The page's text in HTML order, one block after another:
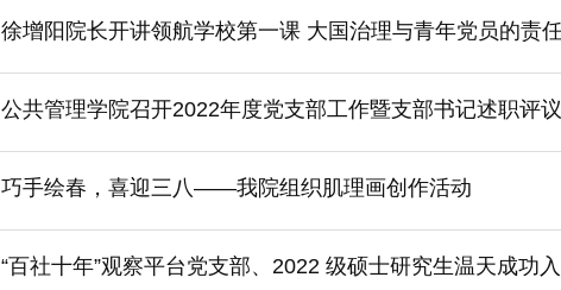
徐增阳院长开讲领航学校第一课 大国治理与青年党员的责
公共管理学院召开2022年度党支部工作暨支部书记述职评
巧手绘春，喜迎三八——我院组织肌理画创作活动
“百社十年”观察平台党支部、2022 级硕士研究生温天成功